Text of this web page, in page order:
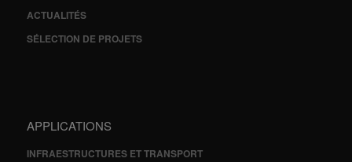
ACTUALITÉS
SÉLECTION DE PROJETS
APPLICATIONS
INFRAESTRUCTURES ET TRANSPORT